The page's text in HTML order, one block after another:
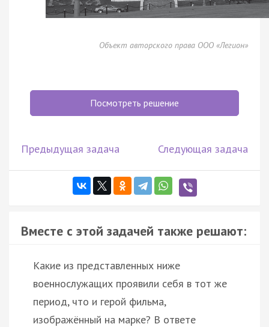
Объект авторского права ООО «Легион»
Посмотреть решение
Предыдущая задача Следующая задача
Вместе с этой задачей также решают:
Какие из представленных ниже
военнослужащих проявили себя в тот же
период, что и герой фильма,
изображённый на марке? В ответе